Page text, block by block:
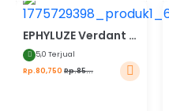
EPHYLUZE Verdant Bloom Perfume
5,0 Terjual
Rp.80,750 Rp.85...